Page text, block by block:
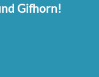
Gifhorn!